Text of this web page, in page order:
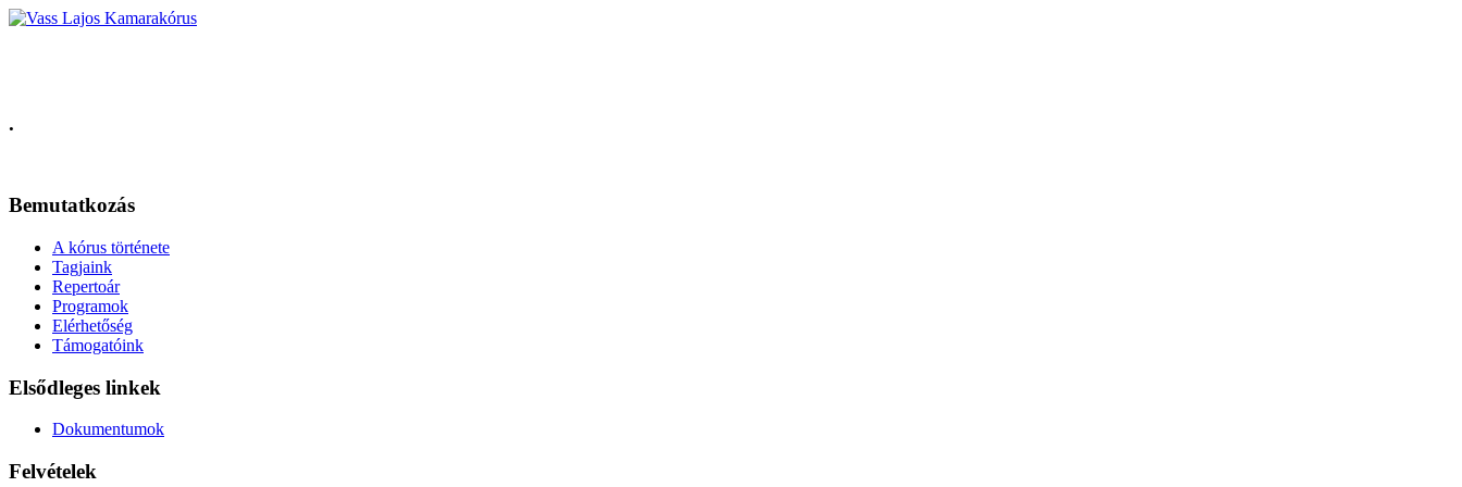
.
Bemutatkozás
A kórus története
Tagjaink
Repertoár
Programok
Elérhetőség
Támogatóink
Elsődleges linkek
Dokumentumok
Felvételek